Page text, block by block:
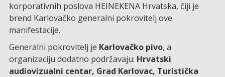
korporativnih poslova HEINEKENA Hrvatska, čiji je
brend Karlovačko generalni pokrovitelj ove
manifestacije.
Generalni pokrovitelj je Karlovačko pivo, a
organizaciju dodatno podržavaju: Hrvatski
audiovizualni centar, Grad Karlovac, Turistička